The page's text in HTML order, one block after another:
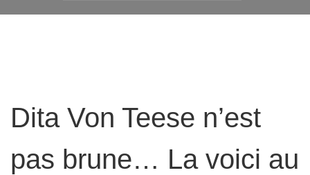
Dita Von Teese n’est
pas brune… La voici au